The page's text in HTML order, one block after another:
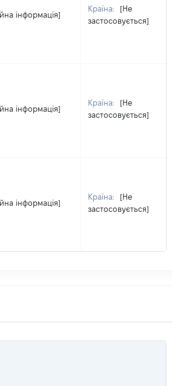
інформація]
Країна:
[Не
застосовується]
інформація]
Країна:
[Не
застосовується]
інформація]
Країна:
[Не
застосовується]